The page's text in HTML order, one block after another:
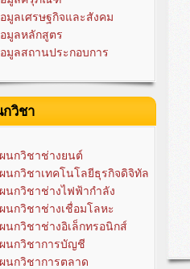
มูลเศรษฐกิจและสังคม
มูลหลักสูตร
มูลสถานประกอบการ
วิชา
นกวิชาช่างยนต์
นกวิชาเทคโนโลยีธุรกิจดิจิทัล
นกวิชาช่างไฟฟ้ากำลัง
นกวิชาช่างเชื่อมโลหะ
นกวิชาช่างอิเล็กทรอนิกส์
นกวิชาการบัญชี
นกวิชาการตลาด